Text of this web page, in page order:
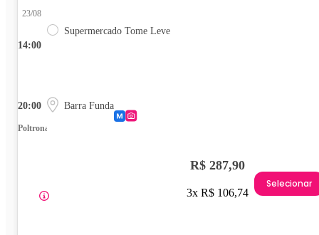
14:00
23/08
Supermercado Tome Leve
20:00 Barra Funda
Poltrona
R$ 287,90
3x R$ 106,74
Selecionar